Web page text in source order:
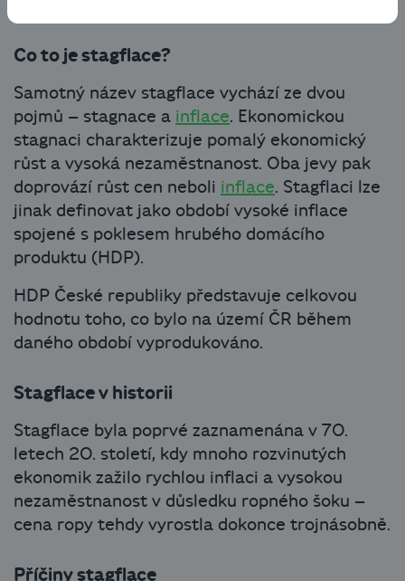
Co to je stagflace?
Samotný název stagflace vychází ze dvou
pojmů – stagnace a inflace. Ekonomickou
stagnaci charakterizuje pomalý ekonomický
růst a vysoká nezaměstnanost. Oba jevy pak
doprovází růst cen neboli inflace. Stagflaci lze
jinak definovat jako období vysoké inflace
spojené s poklesem hrubého domácího
produktu (HDP).
HDP České republiky představuje celkovou
hodnotu toho, co bylo na území ČR během
daného období vyprodukováno.
Stagflace v historii
Stagflace byla poprvé zaznamenána v 70.
letech 20. století, kdy mnoho rozvinutých
ekonomik zažilo rychlou inflaci a vysokou
nezaměstnanost v důsledku ropného šoku –
cena ropy tehdy vyrostla dokonce trojnásobně.
Příčiny stagflace